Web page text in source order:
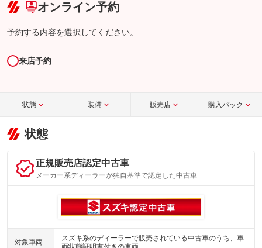
オンライン予約
予約する内容を選択してください。
来店予約
状態 装備 販売店 購入パック
状態
正規販売店認定中古車
メーカー系ディーラーが独自基準で認定した中古車
対象車両
スズキ系のディーラーで販売されている中古車のうち、車